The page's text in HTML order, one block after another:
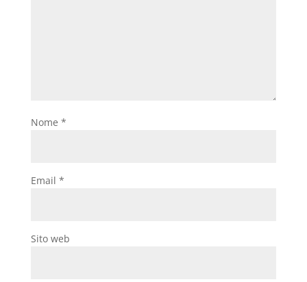
Nome *
Email *
Sito web